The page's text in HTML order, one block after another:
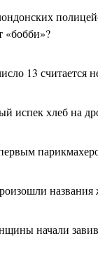
«бобби»?
13 считается
испек хлеб на
начали